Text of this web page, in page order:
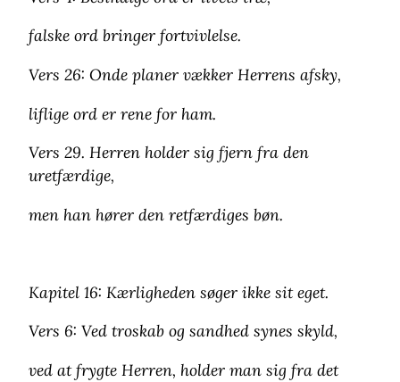
falske ord bringer fortvivlelse.
Vers 26: Onde planer vækker Herrens afsky,
liflige ord er rene for ham.
Vers 29. Herren holder sig fjern fra den
uretfærdige,
men han hører den retfærdiges bøn.
Kapitel 16: Kærligheden søger ikke sit eget.
Vers 6: Ved troskab og sandhed synes skyld,
ved at frygte Herren, holder man sig fra det